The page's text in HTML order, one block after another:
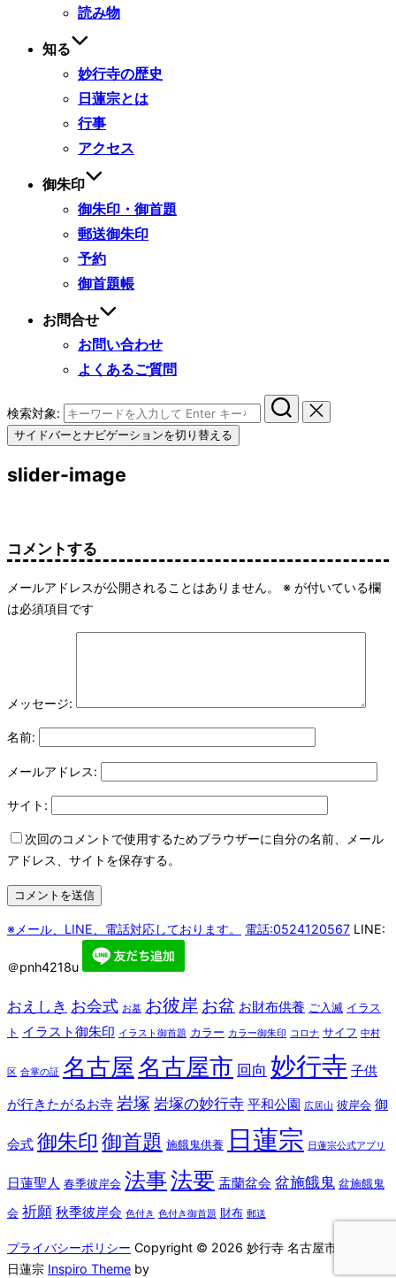
読み物
知る
妙行寺の歴史
日蓮宗とは
行事
アクセス
御朱印
御朱印・御首題
郵送御朱印
予約
御首題帳
お問合せ
お問い合わせ
よくあるご質問
検索対象:
サイドバーとナビゲーションを切り替える
slider-image
コメントする
メールアドレスが公開されることはありません。 ※ が付いている欄
は必須項目です
メッセージ:
名前:
メールアドレス:
サイト:
次回のコメントで使用するためブラウザーに自分の名前、メール
アドレス、サイトを保存する。
※メール、LINE、電話対応しております。 電話:0524120567 LINE:
＠pnh4218u
おえしき お会式 お墓 お彼岸 お盆 お財布供養 ご入滅 イラス
ト イラスト御朱印 イラスト御首題 カラー カラー御朱印 コロナ サイフ 中村
区 合掌の証 名古屋名古屋市 回向 妙行寺 子供
が行きたがるお寺 岩塚 岩塚の妙行寺 平和公園 広居山 彼岸会 御
会式 御朱印 御首題 施餓鬼供養 日蓮宗 日蓮宗公式アプリ
日蓮聖人 春季彼岸会 法事法要 盂蘭盆会 盆施餓鬼 盆施餓鬼
会 祈願 秋季彼岸会 色付き 色付き御首題 財布 郵送
プライバシーポリシー Copyright © 2026 妙行寺 名古屋市 中村区
日蓮宗 Inspiro Theme by